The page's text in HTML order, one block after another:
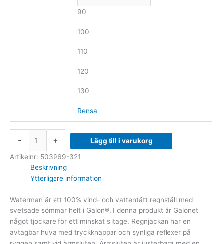
90
100
110
120
130
Rensa
- + Lägg till i varukorg
Artikelnr: 503969-321
Beskrivning
Ytterligare information
Waterman är ett 100% vind- och vattentätt regnställ med
svetsade sömmar helt i Galon®. I denna produkt är Galonet
något tjockare för ett minskat slitage. Regnjackan har en
avtagbar huva med tryckknappar och synliga reflexer på